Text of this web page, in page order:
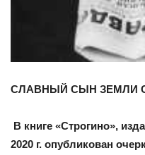
СЛАВНЫЙ СЫН ЗЕМЛИ
В книге «Строгино»,
2020 г. опубликован